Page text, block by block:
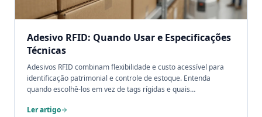
Adesivo RFID: Quando Usar e Especificações
Técnicas
Adesivos RFID combinam flexibilidade e custo acessível para
identificação patrimonial e controle de estoque. Entenda
quando escolhê-los em vez de tags rígidas e quais
aplicação.
Ler artigo